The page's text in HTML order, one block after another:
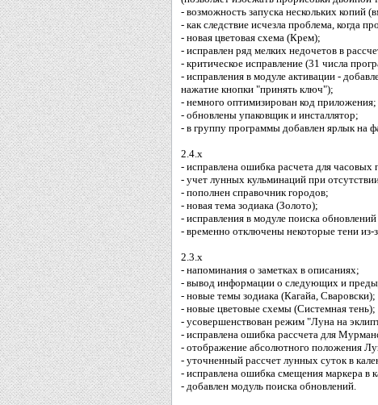
- возможность запуска нескольких копий
- как следствие исчезла проблема, когда
- новая цветовая схема (Крем);
- исправлен ряд мелких недочетов в
- критическое исправление (31 числа
- исправления в модуле активации -
нажатие кнопки "принять ключ");
- немного оптимизирован код приложения;
- обновлены упаковщик и инсталлятор;
- в группу программы добавлен ярлык на
2.4.x
- исправлена ошибка расчета для
- учет лунных кульминаций при
- пополнен справочник городов;
- новая тема зодиака (Золото);
- исправления в модуле поиска
- временно отключены некоторые тени из-
2.3.x
- напоминания о заметках в описаниях;
- вывод информации о следующих и
- новые темы зодиака (Кагайа, Сваровски);
- новые цветовые схемы (Системная тень);
- усовершенствован режим "Луна на
- исправлена ошибка рассчета для
- отображение абсолютного положения
- уточненный рассчет лунных суток в
- исправлена ошибка смещения маркера в
- добавлен модуль поиска обновлений.